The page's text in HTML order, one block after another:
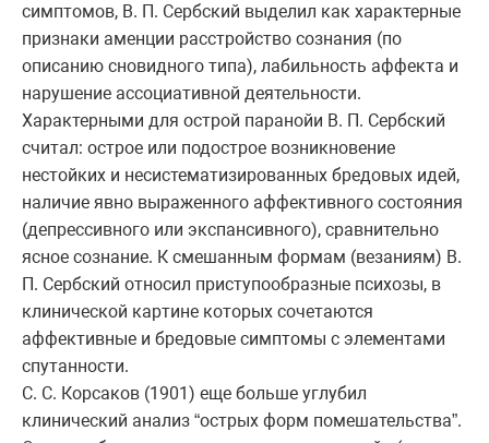
симптомов, В. П. Сербский выделил как характерные
признаки аменции расстройство сознания (по
описанию сновидного типа), лабильность аффекта и
нарушение ассоциативной деятельности.
Характерными для острой паранойи В. П. Сербский
считал: острое или подострое возникновение
нестойких и несистематизированных бредовых идей,
наличие явно выраженного аффективного состояния
(депрессивного или экспансивного), сравнительно
ясное сознание. К смешанным формам (везаниям) В.
П. Сербский относил приступообразные психозы, в
клинической картине которых сочетаются
аффективные и бредовые симптомы с элементами
спутанности.
С. С. Корсаков (1901) еще больше углубил
клинический анализ “острых форм помешательства”.